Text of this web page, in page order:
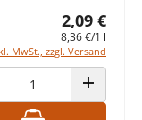
2,09 €
8,36 €/1 l
MwSt., zzgl. Versand
VERRINGERN ANZAHL